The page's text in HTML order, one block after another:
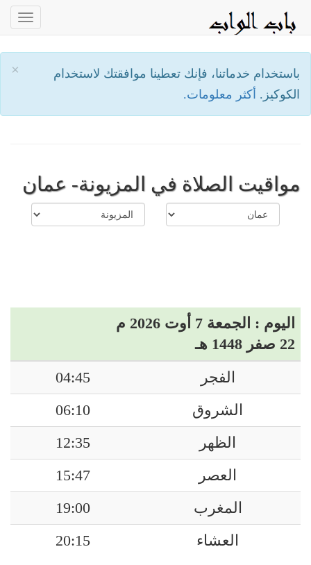
×
باستخدام خدماتنا، فإنك تعطينا موافقتك لاستخدام
الكوكيز. أكثر معلومات.
مواقيت الصلاة في المزيونة- عمان
اليوم : الجمعة 7 أوت 2026 م
22 صفر 1448 هـ
الفجر
04:45
الشروق
06:10
الظهر
12:35
العصر
15:47
المغرب
19:00
العشاء
20:15